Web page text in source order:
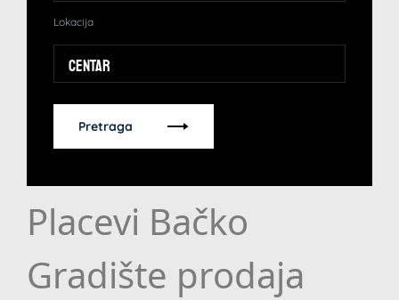
Lokacija
Centar
Pretraga
Placevi Bačko
Gradište prodaja